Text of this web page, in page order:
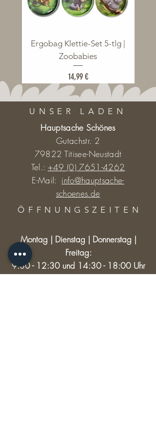
Ergobag Klettie-Set 5-tlg |
Zoobabies
Preis
14,99 €
UNSER LADEN
Hauptsache Schönes
Gutachstr. 2
79822 Titisee-Neustadt
Tel.: +49 (0) 7651-4262
E-Mail: info@hauptsache-
schoenes.de
ÖFFNUNGSZEITE N
Montag | Dienstag | Donnerstag |
Freitag:
9:30 - 12:30 und 14:30 - 18:00 Uhr